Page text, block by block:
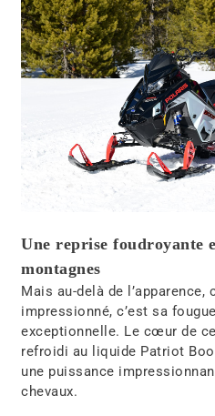
Une reprise foudroyante
montagnes
Mais au-delà de l’apparence,
impressionné, c’est sa
exceptionnelle. Le cœur de
refroidi au liquide Patriot
une puissance
chevaux.